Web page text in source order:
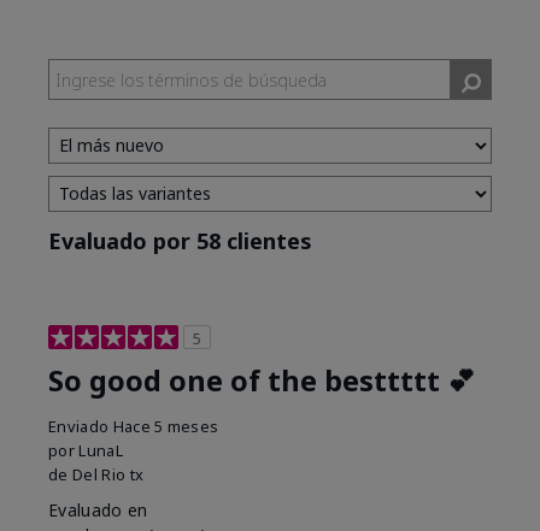
Evaluado por 58 clientes
5
So good one of the besttttt 💕
Enviado Hace 5 meses
por LunaL
de Del Rio tx
Evaluado en